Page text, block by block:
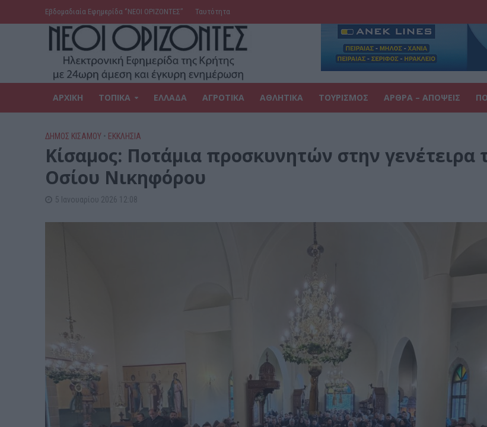
Εβδομαδιαία Εφημερίδα ‘’ΝΕΟΙ ΟΡΙΖΟΝΤΕΣ’’ Ταυτότητα
ΑΡΧΙΚΗ ΤΟΠΙΚΑ ΕΛΛΑΔΑ ΑΓΡΟΤΙΚΑ ΑΘΛΗΤΙΚΑ ΤΟΥΡΙΣΜΟΣ ΑΡΘΡΑ – ΑΠΟΨΕΙΣ
ΔΉΜΟΣ ΚΙΣΆΜΟΥ • ΕΚΚΛΗΣΙΑ
Kίσαμος: Ποτάμια προσκυνητών στην γενέτειρα
Οσίου Νικηφόρου
5 Ιανουαρίου 2026 12:08